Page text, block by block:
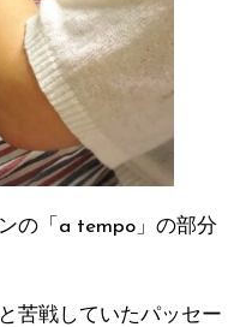
の「a tempo」の部分
苦戦していたパッセー